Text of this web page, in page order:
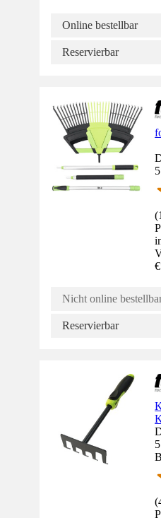
Online bestellbar
Reservierbar
(
€
Nicht online
Reservierbar
(